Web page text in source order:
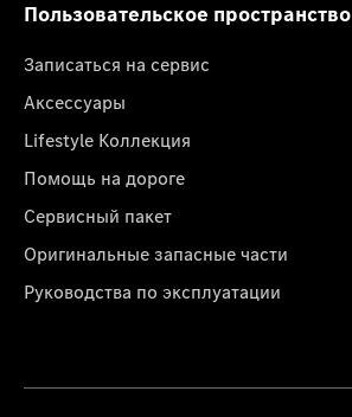
Пользовательское пространство
Записаться на сервис
Аксессуары
Lifestyle Коллекция
Помощь на дороге
Сервисный пакет
Оригинальные запасные части
Руководства по эксплуатации